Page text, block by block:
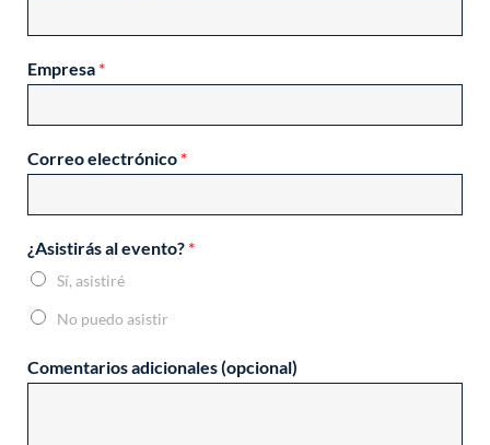
Empresa *
Correo electrónico *
¿Asistirás al evento? *
Sí, asistiré
No puedo asistir
r
Comentarios adicionales (opcional)